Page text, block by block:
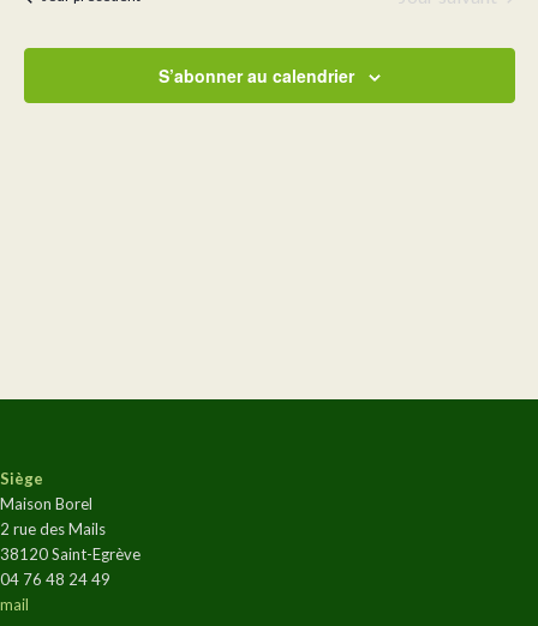
de
vues
S’abonner au calendrier
Siège
Maison Borel
2 rue des Mails
38120 Saint-Egrève
04 76 48 24 49
mail